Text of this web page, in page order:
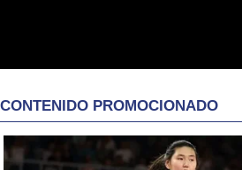
CONTENIDO PROMOCIONADO